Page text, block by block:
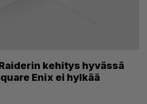
kehitys hyvässä
Enix ei hylkää